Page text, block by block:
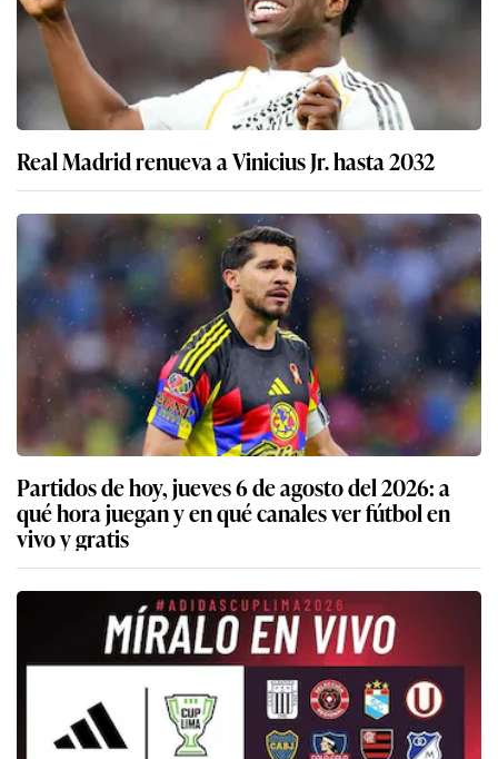
Real Madrid renueva a Vinicius Jr. hasta 2032
Partidos de hoy, jueves 6 de agosto del 2026: a
qué hora juegan y en qué canales ver fútbol en
vivo y gratis